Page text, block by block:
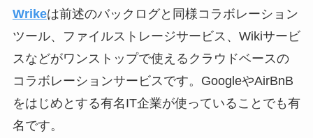
Wrikeは前述のバックログと同様コラボレーション
ツール、ファイルストレージサービス、Wikiサービ
スなどがワンストップで使えるクラウドベースの
コラボレーションサービスです。GoogleやAirBnB
をはじめとする有名IT企業が使っていることでも有
名です。